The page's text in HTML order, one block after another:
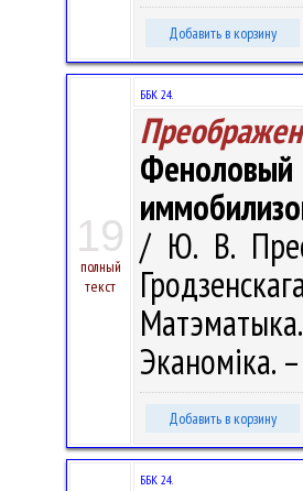
Добавить в корзину
19
полный
текст
ББК 24.
/ Ю. В.
Матэматыка.
Эканоміка.
Добавить в корзину
ББК 24.